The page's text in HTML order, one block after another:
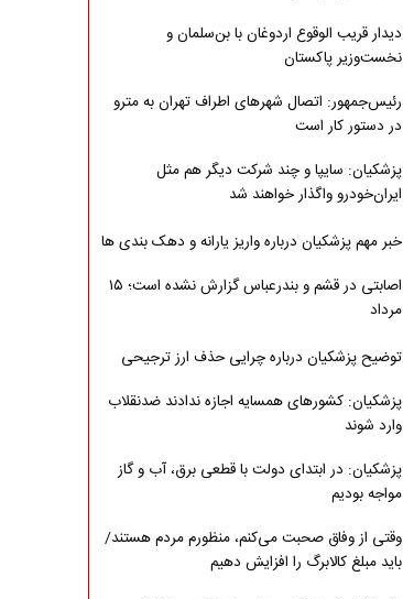
دیدار قریب الوقوع اردوغان با بن‌سلمان و
نخست‌وزیر پاکستان
رئیس‌جمهور: اتصال شهرهای اطراف تهران به مترو
در دستور کار است
پزشکیان: سایپا و چند شرکت دیگر هم مثل
ایران‌خودرو واگذار خواهند شد
خبر مهم پزشکیان درباره واریز یارانه و دهک بندی ها
اصابتی در قشم و بندرعباس گزارش نشده است؛ ۱۵
مرداد
توضیح پزشکیان درباره چرایی حذف ارز ترجیحی
پزشکیان: کشورهای همسایه اجازه ندادند ضدنقلاب
وارد شوند
پزشکیان: در ابتدای دولت با قطعی برق، آب و گاز
مواجه بودیم
وقتی از وفاق صحبت می‌کنم، منظورم مردم هستند/
باید مبلغ کالابرگ را افزایش دهیم